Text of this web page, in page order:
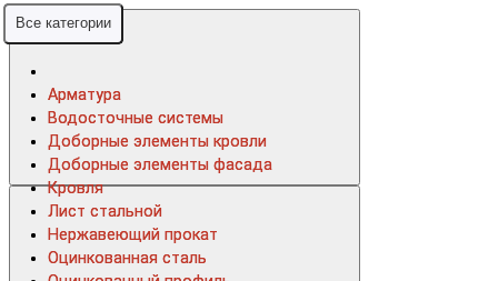
Все категории
Арматура
Водосточные системы
Доборные элементы кровли
Доборные элементы фасада
Кровля
Лист стальной
Нержавеющий прокат
Оцинкованная сталь
Все категории
Арматура
Водосточные системы
Доборные элементы кровли
Доборные элементы фасада
Кровля
Лист стальной
Нержавеющий прокат
Оцинкованная сталь